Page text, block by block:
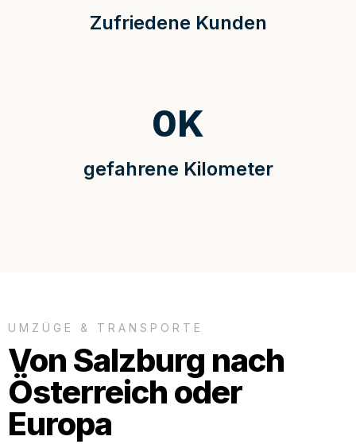
Zufriedene Kunden
gefahrene Kilometer
0K
UMZÜGE & TRANSPORTE
Von Salzburg nach
Österreich oder
Europa